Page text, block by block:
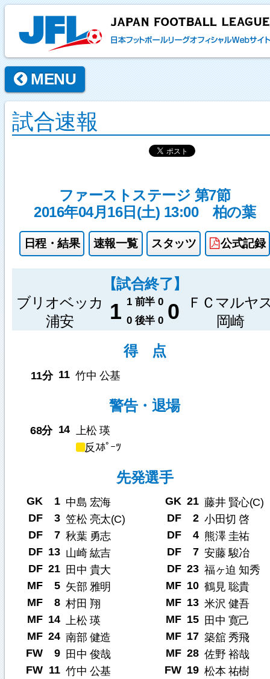
MENU
試合速報
ファーストステージ 第7節
2016年04月16日(土) 13:00
柏の葉
日程・結果 速報一覧 スタッツ 公式記録
【試合終了】
ブリオベッカ
浦安
1 1 前半 0 0
ＦＣマルヤ
岡崎
0 後半 0
得 点
11分 11 竹中 公基
警告・退場
68分 14 上松 瑛
反ｽﾎﾟｰﾂ
先発選手
GK 1 中島 宏海
DF
3 笠松 亮太(C)
DF
7 秋葉 勇志
DF 13 山崎 紘吉
DF 21
田中 貴大
MF
5 矢部 雅明
MF
8 村田 翔
MF 14 上松 瑛
MF 24 南部 健造
FW
9
田中 俊哉
FW 11 竹中 公基
GK 21 藤井 賢心(C)
DF
2 小田切 啓
DF
4 熊澤 圭祐
DF
7 安藤 駿冶
DF 23 福ヶ迫 知秀
MF 10 鶴見 聡貴
MF 13 米沢 健吾
MF 15
田中 寛己
MF 17 築舘 秀飛
MF 28 佐野 裕哉
FW 19 松本 祐樹